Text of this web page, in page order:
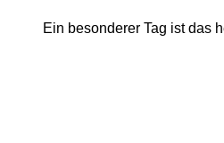
Ein besonderer Tag ist das